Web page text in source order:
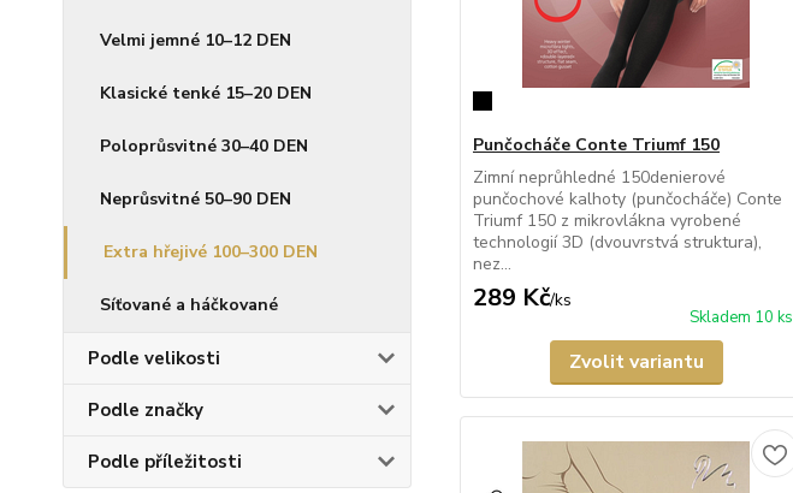
Velmi jemné 10–12 DEN
Klasické tenké 15–20 DEN
Poloprůsvitné 30–40 DEN
Neprůsvitné 50–90 DEN
Extra hřejivé 100–300 DEN
Síťované a háčkované
Podle velikosti
Podle značky
Podle příležitosti
Punčocháče Conte Triumf 150
Zimní neprůhledné 150denierové
punčochové kalhoty (punčocháče) Conte
Triumf 150 z mikrovlákna vyrobené
technologií 3D (dvouvrstvá struktura),
nez...
289 Kč/ks
Skladem 10 ks
Zvolit variantu